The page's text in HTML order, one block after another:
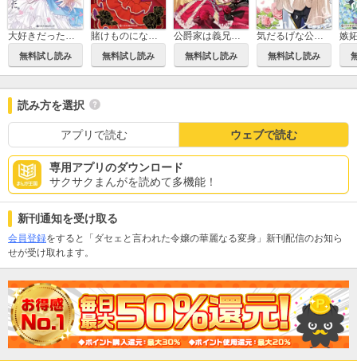
大好きだった婚約者に魅了の魔法のせいで婚約破棄されました。
無料試し読み
賭けものになった側妃
無料試し読み
公爵家は義兄が継げばいい ～ポンコツ令嬢の悪女計画～
無料試し読み
気だるげな公爵令息が変わった理由。
無料試し読み
読み方を選択
アプリで読む ウェブで読む
専用アプリのダウンロード
サクサクまんがを読めて多機能！
新刊通知を受け取る
会員登録をすると「ダセェと言われた令嬢の華麗なる変身」新刊配信のお知ら
せが受け取れます。